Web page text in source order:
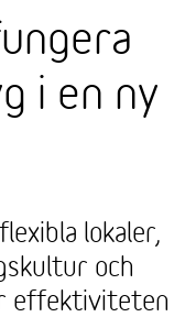
i en ny
lokaler,
och
effektiviteten